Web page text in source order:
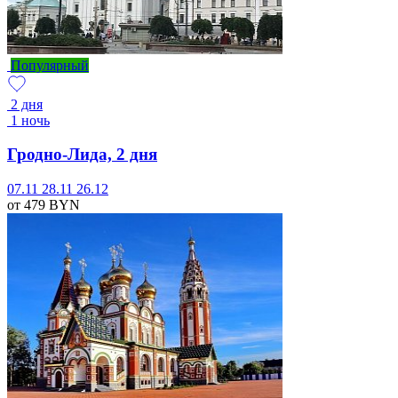
Популярный
2 дня
1 ночь
Гродно-Лида, 2 дня
07.11 28.11 26.12
от 479 BYN